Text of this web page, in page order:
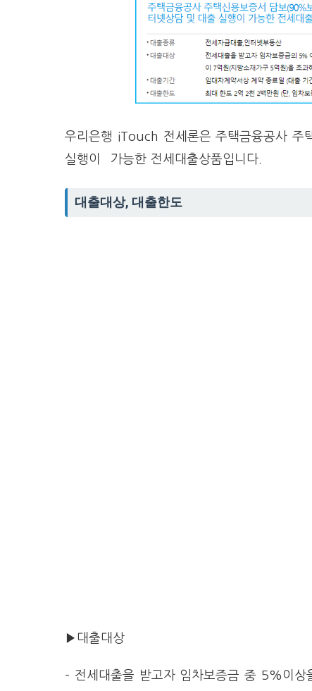
우리은행 iTouch 전세론은 주택금융공사 주
실행이 가능한 전세대출상품입니다.
대출대상, 대출한도
▶대출대상
– 전세대출을 받고자 임차보증금 중 5%이상